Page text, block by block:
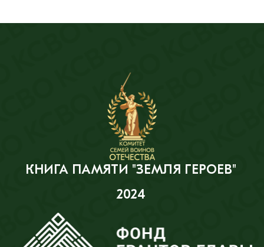
КНИГА ПАМЯТИ "ЗЕМЛЯ ГЕРОЕВ"
2024